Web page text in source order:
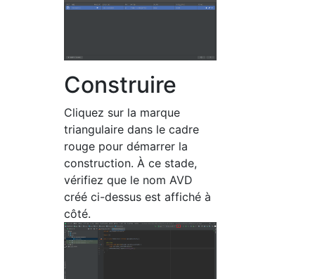
Construire
Cliquez sur la marque
triangulaire dans le cadre
rouge pour démarrer la
construction. À ce stade,
vérifiez que le nom AVD
créé ci-dessus est affiché à
côté.